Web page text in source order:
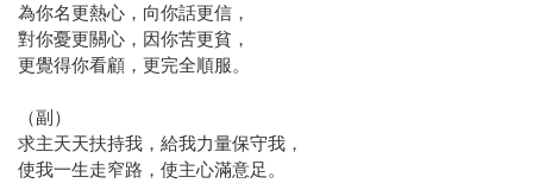
為你名更熱心，向你話更信，
對你憂更關心，因你苦更貧，
更覺得你看顧，更完全順服。
（副）
求主天天扶持我，給我力量保守我，
使我一生走窄路，使主心滿意足。